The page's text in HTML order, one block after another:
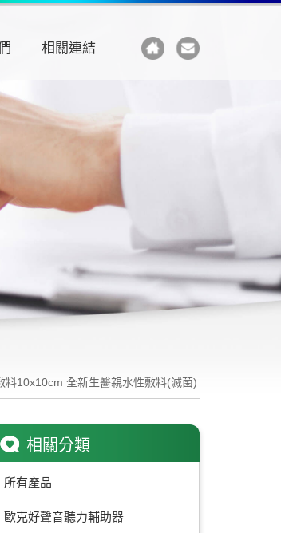
相關連結
料10x10cm 全新生醫親水性敷料(滅菌)
相關分類
所有產品
歐克好聲音聽力輔助器